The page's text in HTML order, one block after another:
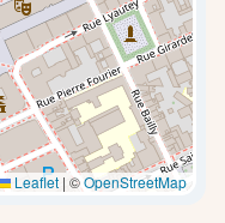
Leaflet | ©OpenStreetMap